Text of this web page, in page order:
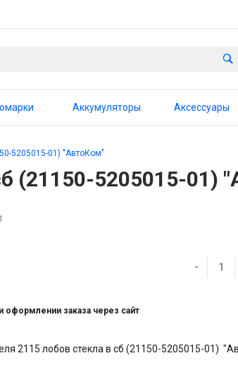
Аккумуляторы Аксессуары
5205015-01) "АвтоКом"
(21150-5205015-01)
оформлении заказа через сайт
-
2115 лобов стекла в сб (21150-5205015-01)